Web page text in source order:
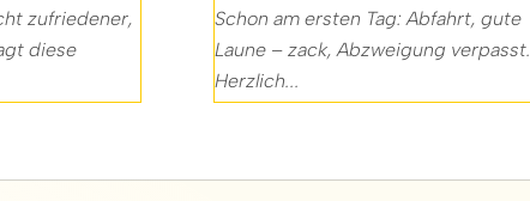
zufriedener,
diese
Schon am ersten Tag: Abfahrt, gute
Laune – zack, Abzweigung verpasst.
Herzlich...